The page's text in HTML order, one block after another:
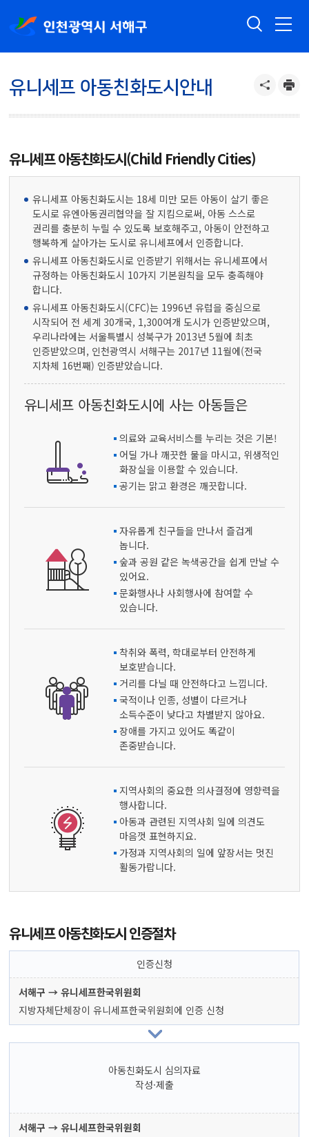
유니세프 아동친화도시안내
유니세프 아동친화도시(Child Friendly Cities)
유니세프 아동친화도시는 18세 미만 모든 아동이 살기 좋은
도시로 유엔아동권리협약을 잘 지킴으로써, 아동 스스로
권리를 충분히 누릴 수 있도록 보호해주고, 아동이 안전하고
행복하게 살아가는 도시로 유니세프에서 인증합니다.
유니세프 아동친화도시로 인증받기 위해서는 유니세프에서
규정하는 아동친화도시 10가지 기본원칙을 모두 충족해야
합니다.
유니세프 아동친화도시(CFC)는 1996년 유럽을 중심으로
시작되어 전 세계 30개국, 1,300여개 도시가 인증받았으며,
우리나라에는 서울특별시 성북구가 2013년 5월에 최초
인증받았으며, 인천광역시 서해구는 2017년 11월에(전국
지차체 16번째) 인증받았습니다.
유니세프 아동친화도시에 사는 아동들은
의료와 교육서비스를 누리는 것은 기본!
어딜 가나 깨끗한 물을 마시고, 위생적인
화장실을 이용할 수 있습니다.
공기는 맑고 환경은 깨끗합니다.
자유롭게 친구들을 만나서 즐겁게
놉니다.
숲과 공원 같은 녹색공간을 쉽게 만날 수
있어요.
문화행사나 사회행사에 참여할 수
있습니다.
착취와 폭력, 학대로부터 안전하게
보호받습니다.
거리를 다닐 때 안전하다고 느낍니다.
국적이나 인종, 성별이 다르거나
소득수준이 낮다고 차별받지 않아요.
장애를 가지고 있어도 똑같이
존중받습니다.
지역사회의 중요한 의사결정에 영향력을
행사합니다.
아동과 관련된 지역사회 일에 의견도
마음껏 표현하지요.
가정과 지역사회의 일에 앞장서는 멋진
활동가랍니다.
유니세프 아동친화도시 인증절차
인증신청
서해구 → 유니세프한국위원회
지방자체단체장이 유니세프한국위원회에 인증 신청
아동친화도시 심의자료
작성·제출
서해구 → 유니세프한국위원회